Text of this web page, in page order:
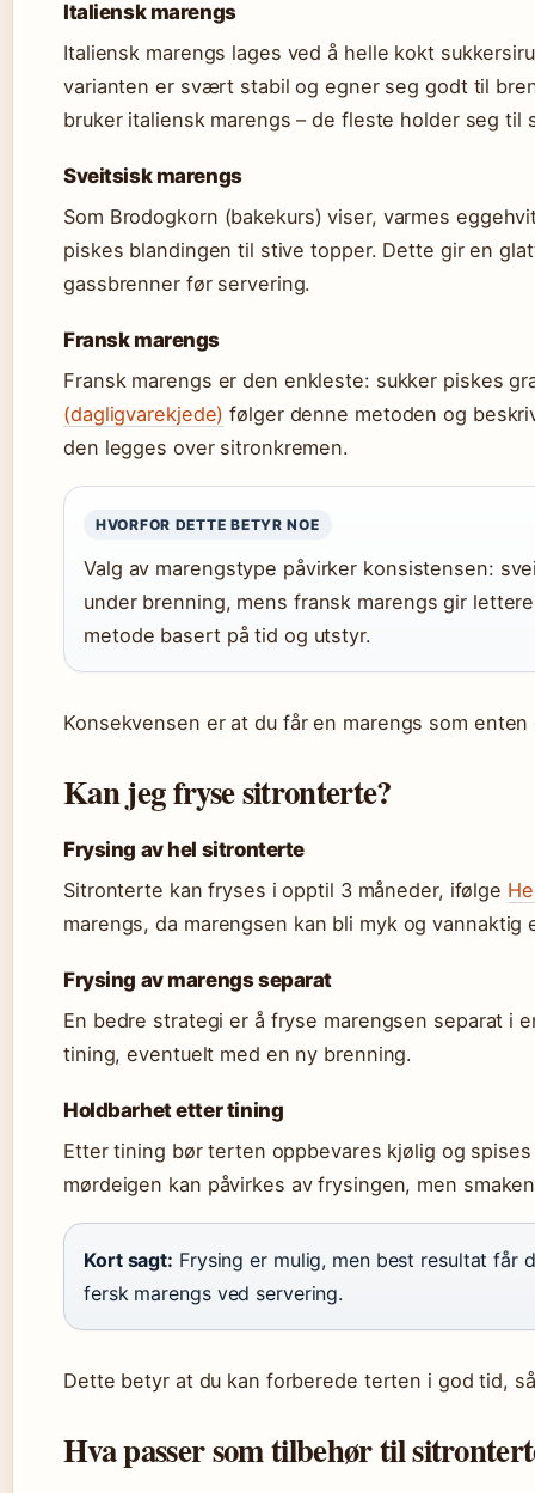
Italiensk marengs
Italiensk marengs lages ved å helle kokt
varianten er svært stabil og egner seg godt til
bruker italiensk marengs – de fleste holder seg til
Sveitsisk marengs
Som Brodogkorn (bakekurs) viser, varmes
piskes blandingen til stive topper. Dette gir en
gassbrenner før servering.
Fransk marengs
Fransk marengs er den enkleste: sukker piskes
(dagligvarekjede) følger denne metoden og
den legges over sitronkremen.
HVORFOR DETTE BETYR NOE
Valg av marengstype påvirker konsistensen:
under brenning, mens fransk marengs gir
metode basert på tid og utstyr.
Konsekvensen er at du får en marengs som
Kan jeg fryse sitronterte?
Frysing av hel sitronterte
Sitronterte kan fryses i opptil 3 måneder, ifølge
marengs, da marengsen kan bli myk og vannaktig
Frysing av marengs separat
En bedre strategi er å fryse marengsen separat i
tining, eventuelt med en ny brenning.
Holdbarhet etter tining
Etter tining bør terten oppbevares kjølig og
mørdeigen kan påvirkes av frysingen, men
Kort sagt: Frysing er mulig, men best resultat får
fersk marengs ved servering.
Dette betyr at du kan forberede terten i god tid,
Hva passer som tilbehør til